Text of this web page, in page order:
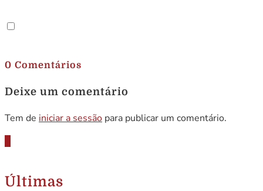
0 Comentários
Deixe um comentário
Tem de iniciar a sessão para publicar um comentário.
Últimas